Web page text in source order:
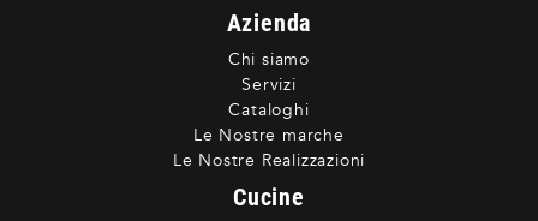
Azienda
Chi siamo
Servizi
Cataloghi
Le Nostre marche
Le Nostre Realizzazioni
Cucine